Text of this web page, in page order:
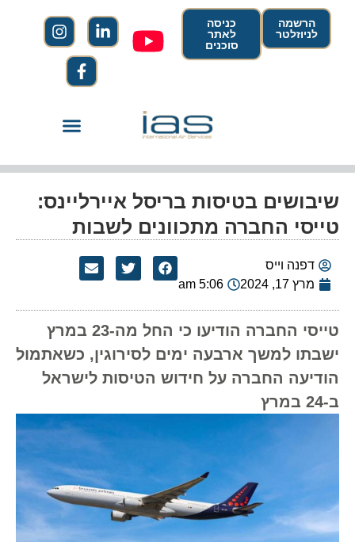
הרשמה
לניוזלטר
כניסה
לאתר
סוכנים
שיבושים בטיסות בריסל איירליינס:
טייסי החברה מתכוונים לשבות
דפנה וייס
מרץ 17, 2024
5:06 am
טייסי החברה הודיעו כי החל מה-23 במרץ
ישבתו למשך ארבעה ימים לסירוגין, כשאתמול
הודיעה החברה על חידוש הטיסות לישראל
ב-24 במרץ